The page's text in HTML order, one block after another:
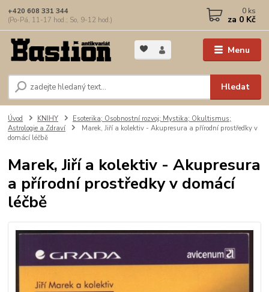
Menu
Hledat
+420 608 331 344
(Po-Pá, 11-17 hod.; So, 9-12 hod.)
0 ks
za 0 Kč
Úvod KNIHY
Esoterika; Osobnostní rozvoj; Mystika; Okultismus;
Astrologie a Zdraví
Marek, Jiří a kolektiv - Akupresura a přírodní prostředky v
domácí léčbě
Marek, Jiří a kolektiv - Akupresura
a přírodní prostředky v domácí
léčbě